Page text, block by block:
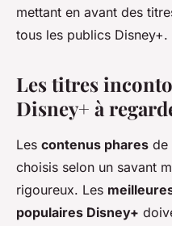
mettant en avant des
tous les publics Disney+.
Les titres
Disney+ à
Les contenus phares de
choisis selon un savant
rigoureux. Les
populaires Disney+